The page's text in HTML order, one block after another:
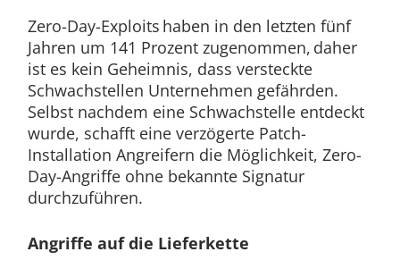
Zero-Day-Exploits haben in den letzten fünf
Jahren um 141 Prozent zugenommen, daher
ist es kein Geheimnis, dass versteckte
Schwachstellen Unternehmen gefährden.
Selbst nachdem eine Schwachstelle entdeckt
wurde, schafft eine verzögerte Patch-
Installation Angreifern die Möglichkeit, Zero-
Day-Angriffe ohne bekannte Signatur
durchzuführen.
Angriffe auf die Lieferkette